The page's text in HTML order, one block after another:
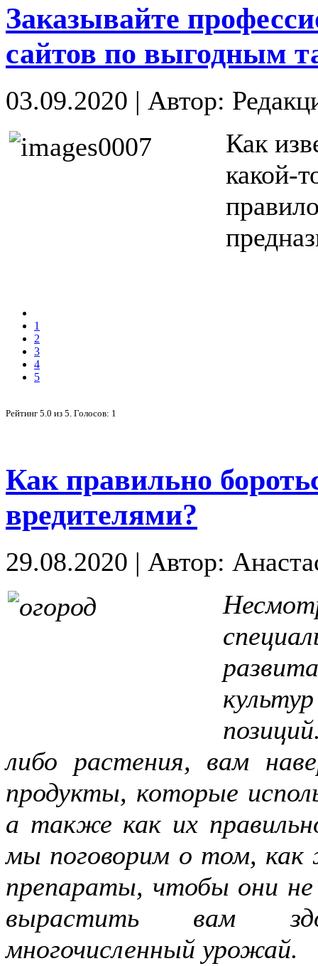
Заказывайте
сайтов по выгодным
03.09.2020 | Автор:
Как
какой-
1
2
3
4
5
Рейтинг 5.0 из 5 . Голосов: 1
Как правильно
вредителями?
29.08.2020 | Автор:
либо растения, вам
продукты, которые
а также как их
мы поговорим о том, как
препараты, чтобы они не
вырастить вам
многочисленный урожай.